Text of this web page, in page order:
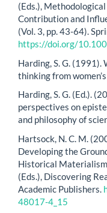
(Eds.),
Contribution and
(Vol. 3, pp. 43-64).
https://doi.org/
Harding, S. G. (1991).
thinking from
Harding, S. G. (Ed.).
perspectives on
and philosophy of
Hartsock, N. C. M.
Developing the
Historical
(Eds.), Discovering
Academic Publishers.
48017-4_15